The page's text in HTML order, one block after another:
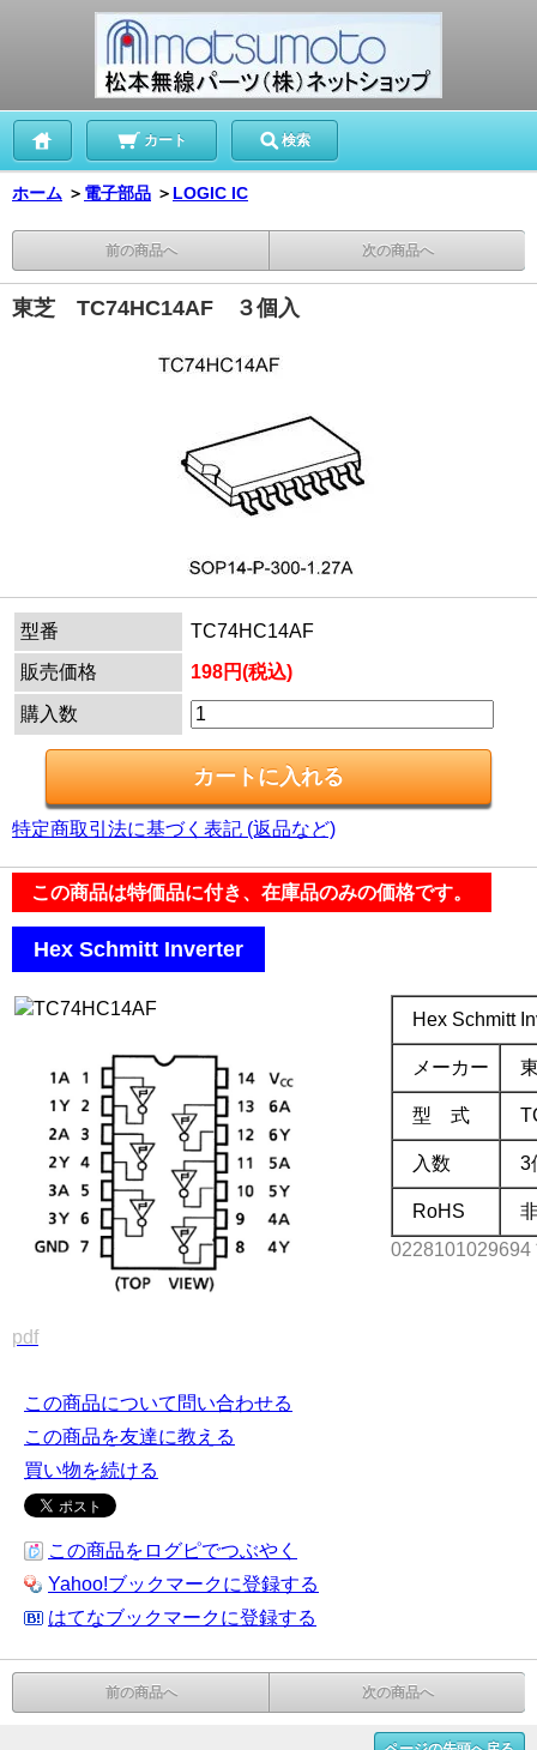
カート 検索
ホーム ＞ 電子部品 ＞ LOGIC IC
前の商品へ 次の商品へ
東芝 TC74HC14AF ３個入
型番
TC74HC14AF
販売価格
198円(税込)
購入数
特定商取引法に基づく表記 (返品など)
この商品は特価品に付き、在庫品のみの価格です。
Hex Schmitt Inverter
.
Hex Schmitt
メーカー
型 式
入数 3
RoHS
0228101029694
pdf
この商品について問い合わせる
この商品を友達に教える
買い物を続ける
この商品をログピでつぶやく
Yahoo!ブックマークに登録する
はてなブックマークに登録する
前の商品へ 次の商品へ